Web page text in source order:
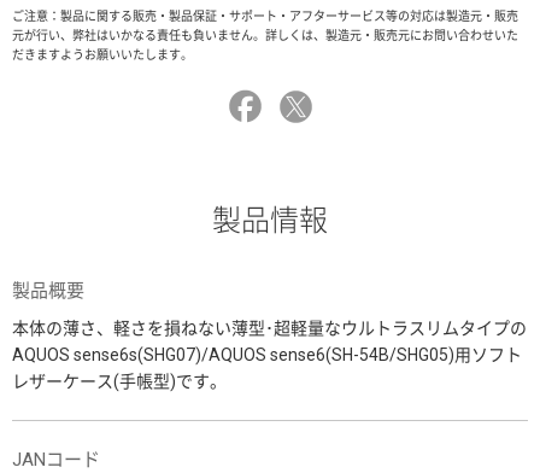
ご注意：製品に関する販売・製品保証・サポート・アフターサービス等の対応は製造元・販売
元が行い、弊社はいかなる責任も負いません。詳しくは、製造元・販売元にお問い合わせいた
だきますようお願いいたします。
製品情報
製品概要
本体の薄さ、軽さを損ねない薄型･超軽量なウルトラスリムタイプの
AQUOS sense6s(SHG07)/AQUOS sense6(SH-54B/SHG05)用ソフト
レザーケース(手帳型)です。
JANコード